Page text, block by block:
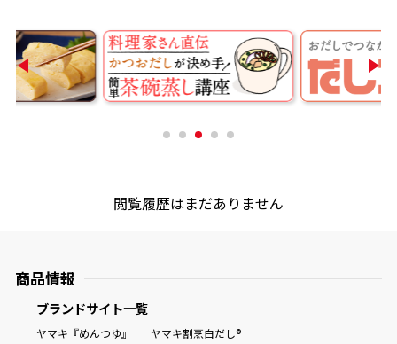
商品情報一覧
氷熟®︎
閲覧履歴はまだありません
商品情報
ブランドサイト一覧
ヤマキ『めんつゆ』
ヤマキ割烹白だし®